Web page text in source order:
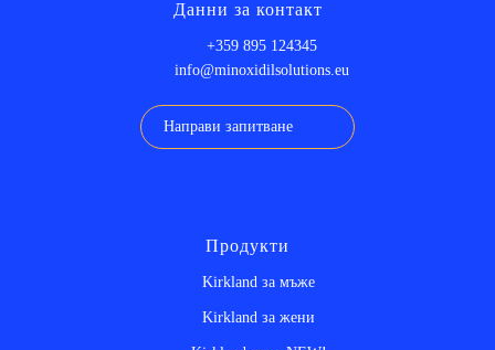
Данни за контакт
+359 895 124345
info@minoxidilsolutions.eu
Направи запитване
Продукти
Kirkland за мъже
Kirkland за жени